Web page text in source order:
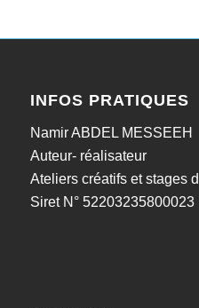
INFOS PRATIQUES
Namir ABDEL MESSEEH
Auteur- réalisateur
Ateliers créatifs et stages
Siret N° 52203235800023